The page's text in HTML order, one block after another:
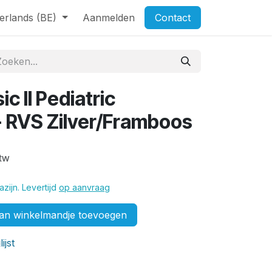
(BE) Aanmelden Contact
II Pediatric
Zilver/Framboos
Levertijd op aanvraag
winkelmandje toevoegen